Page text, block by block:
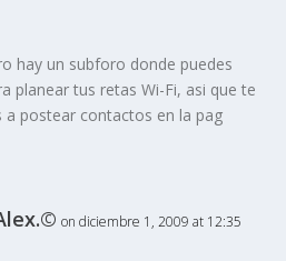
hay un subforo donde puedes
planear tus retas Wi-Fi, asi que te
a postear contactos en la pag
on diciembre 1, 2009 at 12:35